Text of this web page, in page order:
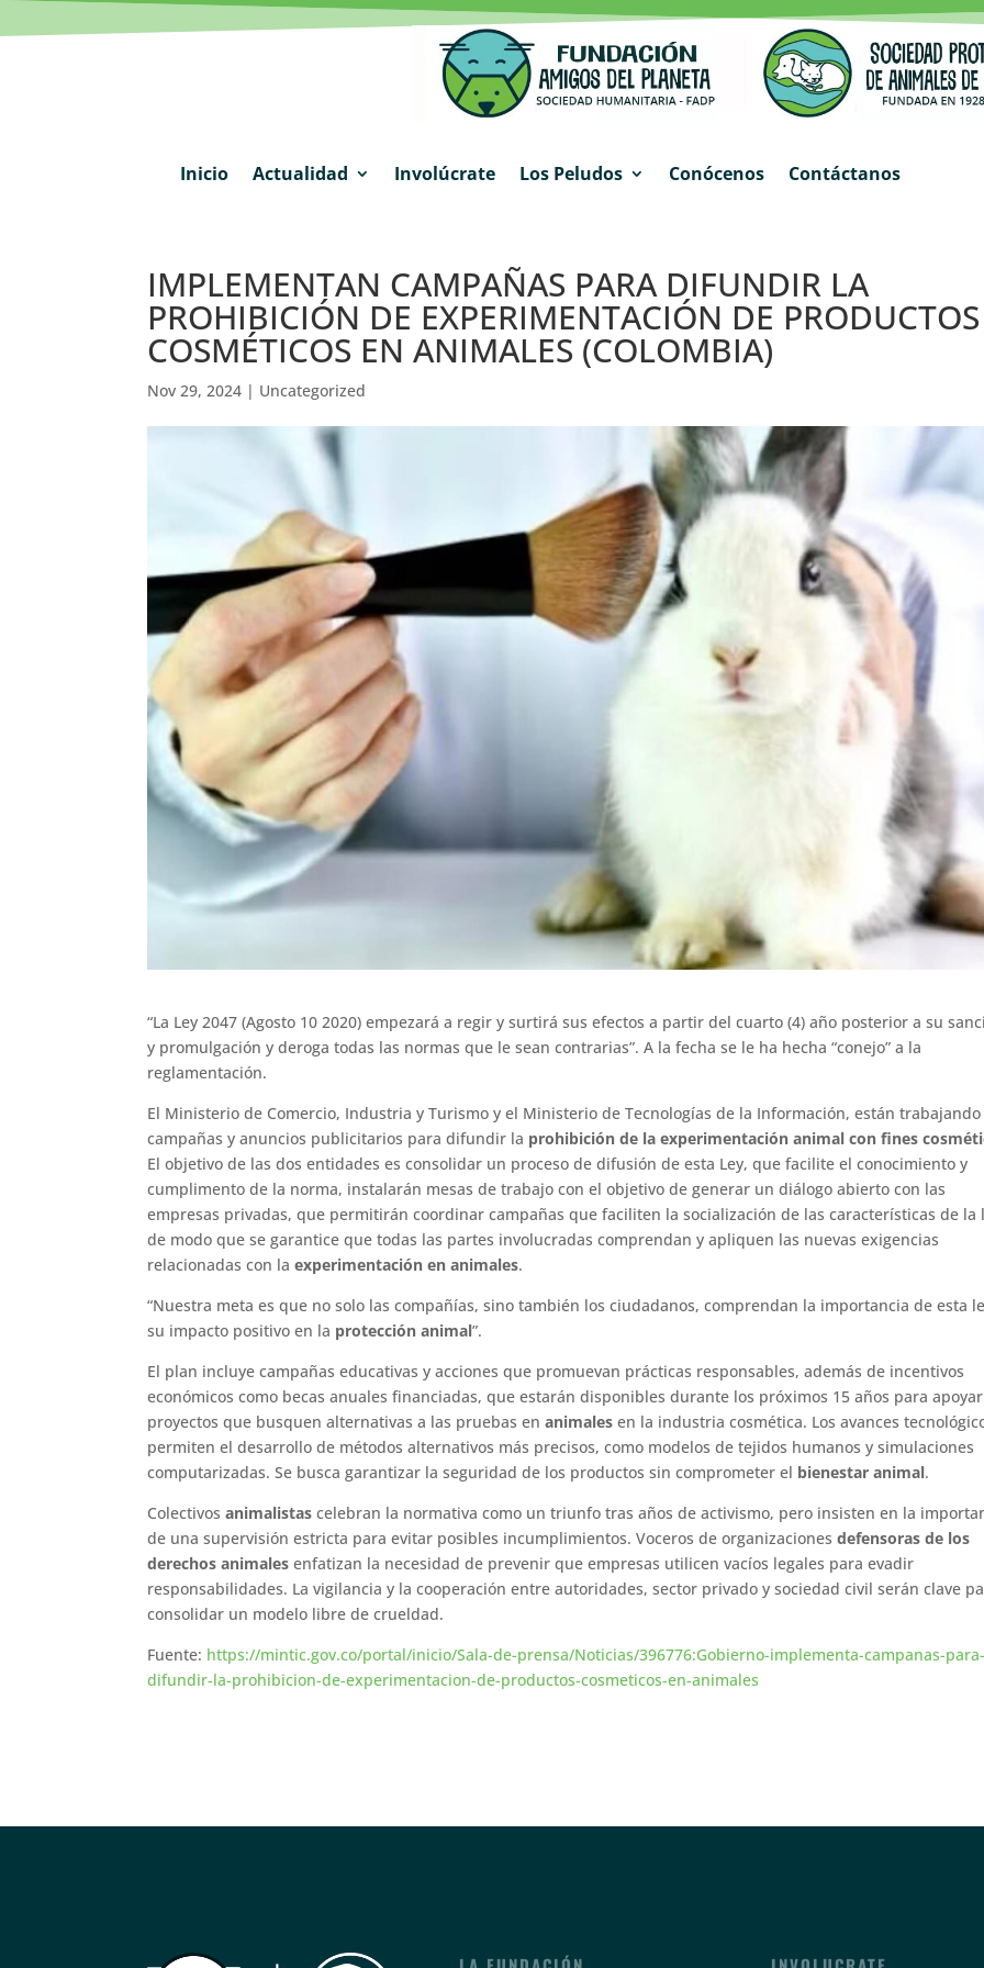
Inicio Actualidad Involúcrate Los Peludos Conócenos Contáctanos
IMPLEMENTAN CAMPAÑAS PARA DIFUNDIR LA
PROHIBICIÓN DE EXPERIMENTACIÓN DE PRODUCTOS
COSMÉTICOS EN ANIMALES (COLOMBIA)
Nov 29, 2024 | Uncategorized
“La Ley 2047 (Agosto 10 2020) empezará a regir y surtirá sus efectos a partir del cuarto (4) año posterior a su
y promulgación y deroga todas las normas que le sean contrarias”. A la fecha se le ha hecha “conejo” a la
reglamentación.
El Ministerio de Comercio, Industria y Turismo y el Ministerio de Tecnologías de la Información, están trabajando
campañas y anuncios publicitarios para difundir la prohibición de la experimentación animal con fines
El objetivo de las dos entidades es consolidar un proceso de difusión de esta Ley, que facilite el conocimiento y
cumplimento de la norma, instalarán mesas de trabajo con el objetivo de generar un diálogo abierto con las
empresas privadas, que permitirán coordinar campañas que faciliten la socialización de las características de la
de modo que se garantice que todas las partes involucradas comprendan y apliquen las nuevas exigencias
relacionadas con la experimentación en animales.
“Nuestra meta es que no solo las compañías, sino también los ciudadanos, comprendan la importancia de esta
su impacto positivo en la protección animal”.
El plan incluye campañas educativas y acciones que promuevan prácticas responsables, además de incentivos
económicos como becas anuales financiadas, que estarán disponibles durante los próximos 15 años para apoyar
proyectos que busquen alternativas a las pruebas enanimales en la industria cosmética. Los avances
permiten el desarrollo de métodos alternativos más precisos, como modelos de tejidos humanos y simulaciones
computarizadas. Se busca garantizar la seguridad de los productos sin comprometer el bienestar animal.
Colectivosanimalistascelebran la normativa como un triunfo tras años de activismo, pero insisten en la
de una supervisión estricta para evitar posibles incumplimientos. Voceros de organizaciones defensoras de los
derechos animales enfatizan la necesidad de prevenir que empresas utilicen vacíos legales para evadir
responsabilidades. La vigilancia y la cooperación entre autoridades, sector privado y sociedad civil serán clave
consolidar un modelo libre de crueldad.
Fuente: https://mintic.gov.co/portal/inicio/Sala-de-prensa/Noticias/396776:Gobierno-implementa-campanas-para-
difundir-la-prohibicion-de-experimentacion-de-productos-cosmeticos-en-animales